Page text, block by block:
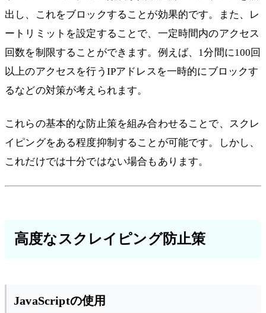
出し、これをブロックすることが効果的です。また、レ
ートリミットを設定することで、一定時間内のアクセス
回数を制限することができます。例えば、1分間に100回
以上のアクセスを行うIPアドレスを一時的にブロックす
るなどの対策が考えられます。
これらの基本的な防止策を組み合わせることで、スクレ
イピングをある程度抑制することが可能です。しかし、
これだけでは十分ではない場合もあります。
高度なスクレイピング防止策
JavaScriptの使用